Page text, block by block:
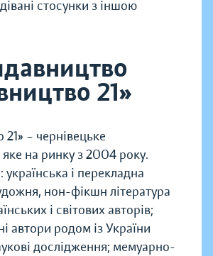
стосунки з іншою
21»
– чернівецьке
на ринку з 2004 року.
українська і перекладна
нон-фікшн література
і світових авторів;
автори родом із України
дослідження; мемуарно-